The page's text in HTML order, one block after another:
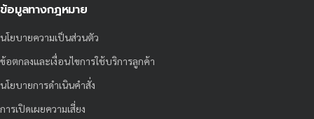
ข้อมูลทางกฎหมาย
นโยบายความเป็นส่วนตัว
ข้อตกลงและเงื่อนไขการใช้บริการลูกค้า
นโยบายการดำเนินคำสั่ง
การเปิดเผยความเสี่ยง